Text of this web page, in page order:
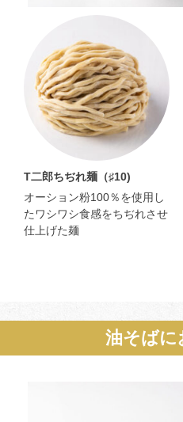
T二郎ちぢれ麺（♯10)
オーション粉100％を使用し
たワシワシ食感をちぢれさせ
仕上げた麺
油そばに